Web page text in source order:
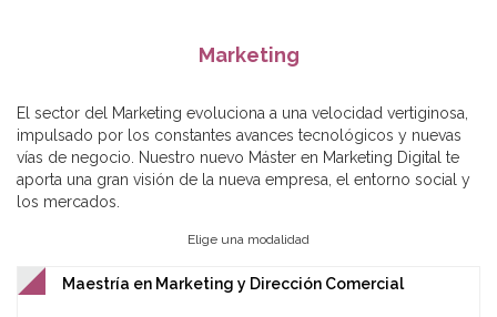
Marketing
El sector del Marketing evoluciona a una velocidad vertiginosa,
impulsado por los constantes avances tecnológicos y nuevas
vías de negocio. Nuestro nuevo Máster en Marketing Digital te
aporta una gran visión de la nueva empresa, el entorno social y
los mercados.
Elige una modalidad
Maestría en Marketing y Dirección Comercial